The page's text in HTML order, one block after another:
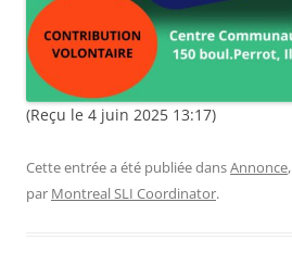
(Reçu le 4 juin 2025 13:17)
Cette entrée a été publiée dansAnnonce,
par Montreal SLI Coordinator.